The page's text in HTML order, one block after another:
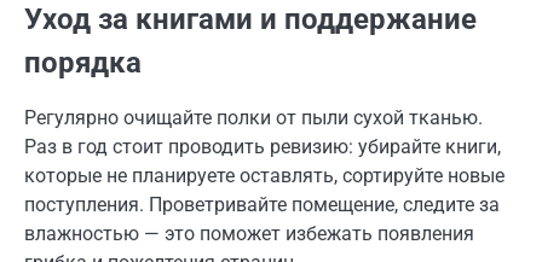
Уход за книгами и поддержание
порядка
Регулярно очищайте полки от пыли сухой тканью.
Раз в год стоит проводить ревизию: убирайте книги,
которые не планируете оставлять, сортируйте новые
поступления. Проветривайте помещение, следите за
влажностью — это поможет избежать появления